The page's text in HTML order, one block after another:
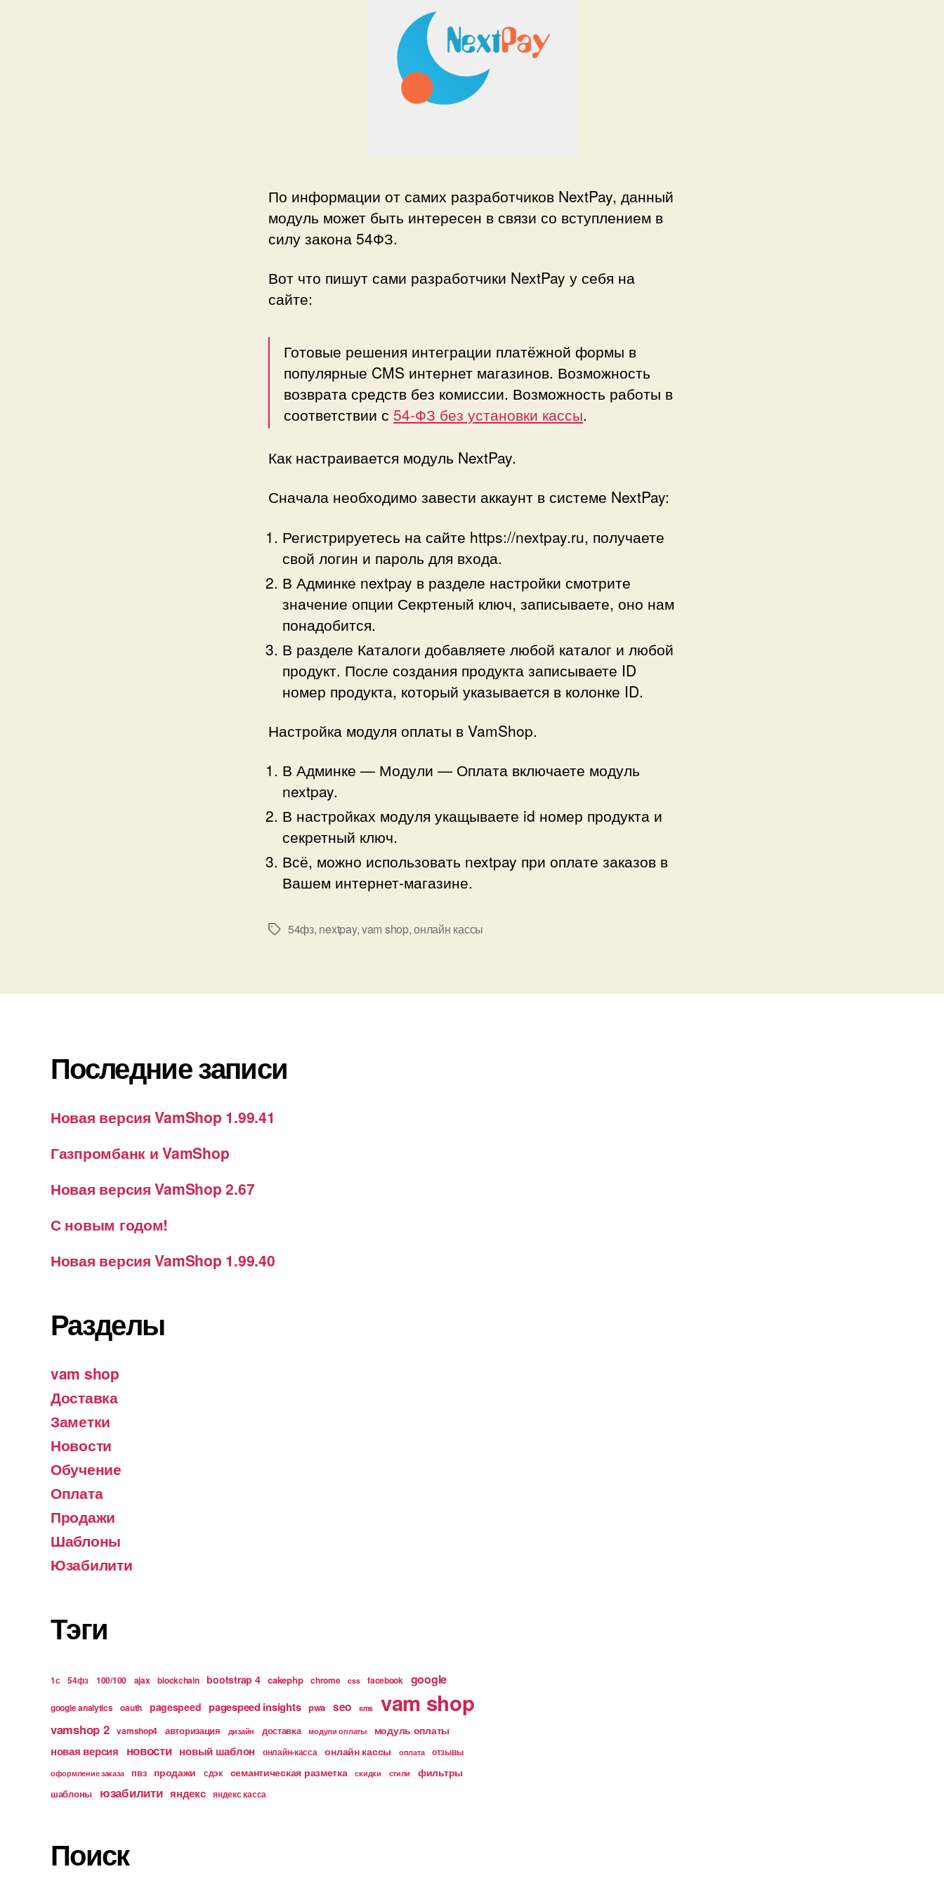
По информации от самих разработчиков NextPay, данный
модуль может быть интересен в связи со вступлением в
силу закона 54ФЗ.
Вот что пишут сами разработчики NextPay у себя на
сайте:
Готовые решения интеграции платёжной формы в
популярные CMS интернет магазинов. Возможность
возврата средств без комиссии. Возможность работы в
соответствии с 54-ФЗ без установки кассы.
Как настраивается модуль NextPay.
Сначала необходимо завести аккаунт в системе NextPay:
Регистрируетесь на сайте https://nextpay.ru, получаете
свой логин и пароль для входа.
В Админке nextpay в разделе настройки смотрите
значение опции Секртеный ключ, записываете, оно нам
понадобится.
В разделе Каталоги добавляете любой каталог и любой
продукт. После создания продукта записываете ID
номер продукта, который указывается в колонке ID.
Настройка модуля оплаты в VamShop.
В Админке — Модули — Оплата включаете модуль
nextpay.
В настройках модуля укащываете id номер продукта и
секретный ключ.
Всё, можно использовать nextpay при оплате заказов в
Вашем интернет-магазине.
Метки54фз, nextpay,vam shop,онлайн кассы
Последние записи
Новая версия VamShop 1.99.41
Газпромбанк и VamShop
Новая версия VamShop 2.67
С новым годом!
Новая версия VamShop 1.99.40
Разделы
vam shop
Доставка
Заметки
Новости
Обучение
Оплата
Продажи
Шаблоны
Юзабилити
Тэги
1с 54фз 100/100 ajax blockchain bootstrap 4 cakephp chrome css facebook google
google analytics oauth pagespeed pagespeed insights pwa seo sms vam shop
vamshop 2 vamshop4 авторизация дизайн доставка модули оплаты модуль оплаты
новая версия новости новый шаблон онлайн-касса онлайн кассы оплата отзывы
оформление заказа пвз продажи сдэк семантическая разметка скидки стили фильтры
шаблоны юзабилити яндекс яндекс касса
Поиск